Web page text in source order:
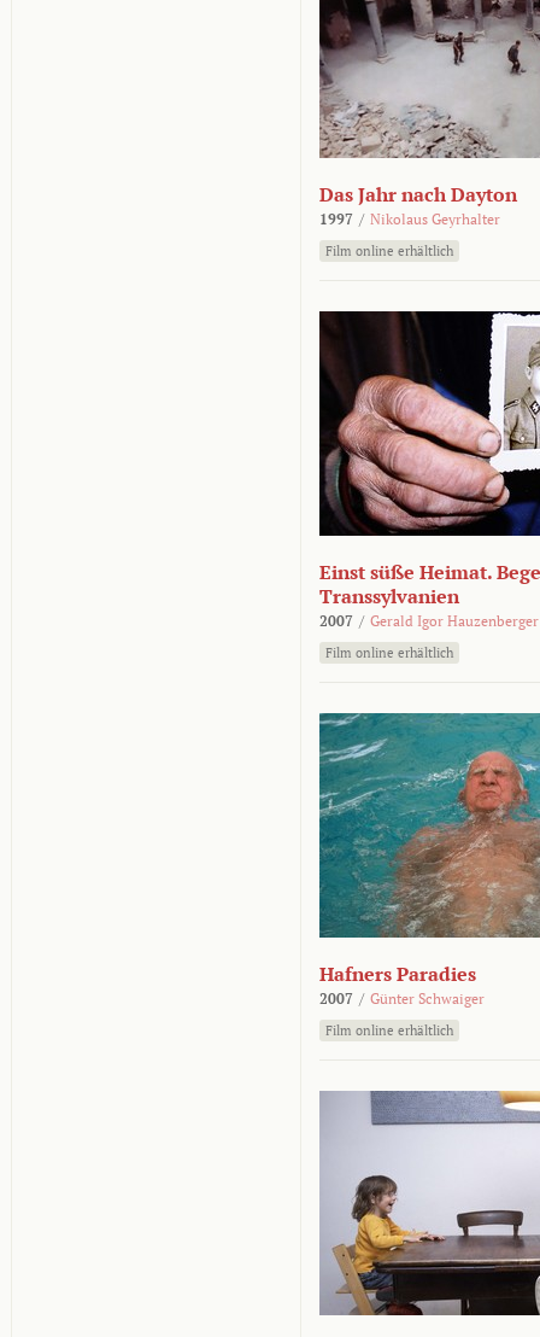
Das Jahr nach Dayton
1997 / Nikolaus Geyrhalter
Film online erhältlich
Einst süße Heimat.
Transsylvanien
2007 / Gerald Igor Hauzenberger
Film online erhältlich
Hafners Paradies
2007 / Günter Schwaiger
Film online erhältlich